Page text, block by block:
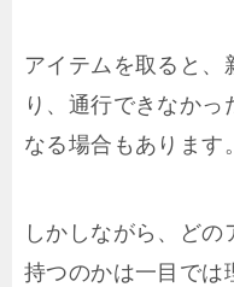
アイテムを取ると、
り、通行できなか
なる場合もあります。
しかしながら、どの
持つのかは一目では